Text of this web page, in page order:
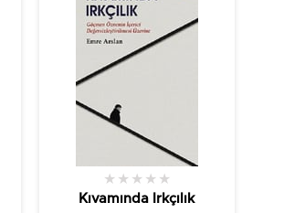
Kıvamında Irkçılık
★ ★ ★ ★ ★